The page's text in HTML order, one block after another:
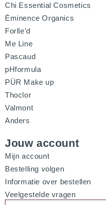
Chi Essential Cosmetics
Éminence Organics
Forlle’d
Me Line
Pascaud
pHformula
PÜR Make up
Thoclor
Valmont
Anders
Jouw account
Mijn account
Bestelling volgen
Informatie over bestellen
Veelgestelde vragen